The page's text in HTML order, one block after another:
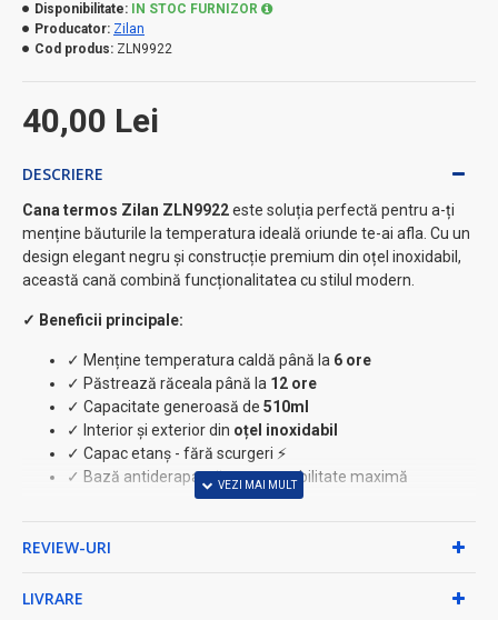
40,00 Lei
Disponibilitate:
IN STOC FURNIZOR
Producator: Zilan
Cod produs: ZLN9922
DESCRIERE
Cana termos Zilan ZLN9922este soluția perfectă pentru a-ți
menține băuturile la temperatura ideală oriunde te-ai afla. Cu un
design elegant negru și construcție premium din oțel inoxidabil,
această cană combină funcționalitatea cu stilul modern.
✓ Beneficii principale:
✓ Menține temperatura caldă până la 6 ore
✓ Păstrează răceala până la 12 ore
✓ Capacitate generoasă de 510ml
✓ Interior și exterior din oțel inoxidabil
✓ Capac etanș - fără scurgeri ⚡
✓ Bază antiderapantă pentru stabilitate maximă
• Înălțime: 17.5 cm
• Material: Oțel inoxidabil cu pereți dubli
REVIEW-URI
LIVRARE